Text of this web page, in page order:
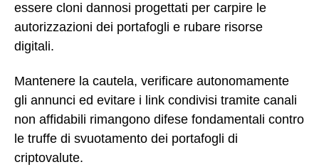
essere cloni dannosi progettati per carpire le
autorizzazioni dei portafogli e rubare risorse
digitali.
Mantenere la cautela, verificare autonomamente
gli annunci ed evitare i link condivisi tramite canali
non affidabili rimangono difese fondamentali contro
le truffe di svuotamento dei portafogli di
criptovalute.